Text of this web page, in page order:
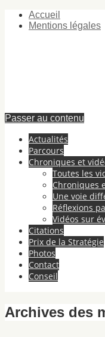
Accueil
Mentions légales
Passer au contenu
Actualités
Parcours
Chroniques et
Toutes les
Chroniques
Une voie
Réflexions
Vidéos sur
Citations
Prix de la Stratégie
Photos
Contact
Conseil
Archives des